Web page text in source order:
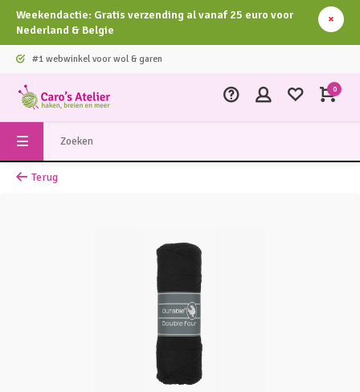
Weekendactie: Gratis verzending al vanaf 25 euro voor
Nederland & Belgie
#1 webwinkel voor wol & garen
0
Terug